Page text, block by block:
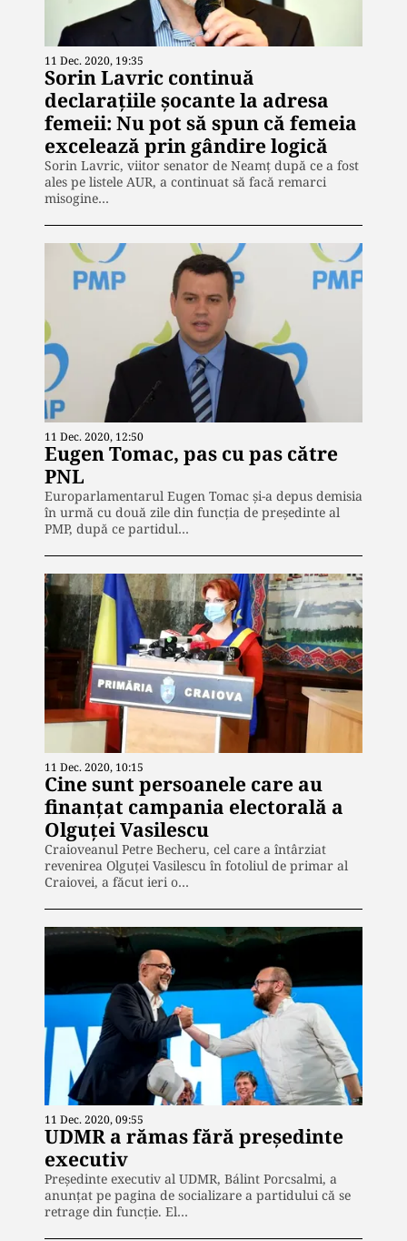
11 Dec. 2020, 19:35
Sorin Lavric continuă
declarațiile șocante la adresa
femeii: Nu pot să spun că femeia
excelează prin gândire logică
Sorin Lavric, viitor senator de Neamț după ce a fost
ales pe listele AUR, a continuat să facă remarci
misogine…
11 Dec. 2020, 12:50
Eugen Tomac, pas cu pas către
PNL
Europarlamentarul Eugen Tomac și-a depus demisia
în urmă cu două zile din funcția de președinte al
PMP, după ce partidul…
11 Dec. 2020, 10:15
Cine sunt persoanele care au
finanțat campania electorală a
Olguței Vasilescu
Craioveanul Petre Becheru, cel care a întârziat
revenirea Olguței Vasilescu în fotoliul de primar al
Craiovei, a făcut ieri o…
11 Dec. 2020, 09:55
UDMR a rămas fără președinte
executiv
Preşedinte executiv al UDMR, Bálint Porcsalmi, a
anunțat pe pagina de socializare a partidului că se
retrage din funcție. El…